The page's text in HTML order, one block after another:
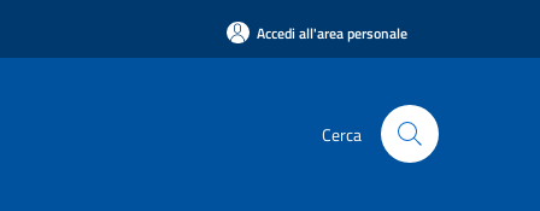
Accedi all'area personale
Cerca